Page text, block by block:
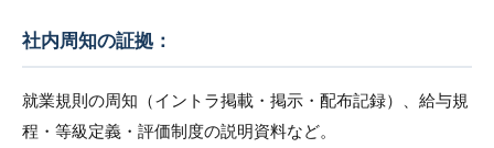
社内周知の証拠：
就業規則の周知（イントラ掲載・掲示・配布記録）、給与規
程・等級定義・評価制度の説明資料など。